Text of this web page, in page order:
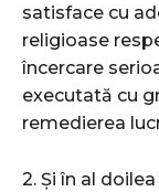
satisface cu
religioase
încercare
executată cu
remedierea
2. Și în al